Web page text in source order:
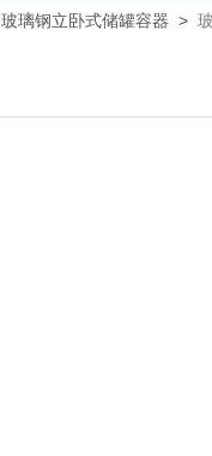
玻璃钢立卧式储罐容器 >